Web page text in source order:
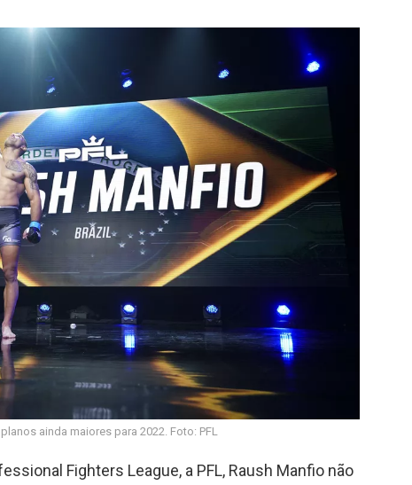
ainda maiores para 2022. Foto: PFL
Fighters League, a PFL, Raush Manfio não